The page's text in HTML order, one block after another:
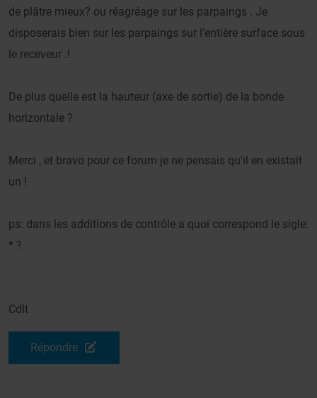
de plâtre mieux? ou réagréage sur les parpaings . Je
disposerais bien sur les parpaings sur l'entière surface sous
le receveur .!
De plus quelle est la hauteur (axe de sortie) de la bonde
horizontale ?
Merci , et bravo pour ce forum je ne pensais qu'il en existait
un !
ps: dans les additions de contrôle a quoi correspond le sigle:
* ?
Cdlt
Répondre